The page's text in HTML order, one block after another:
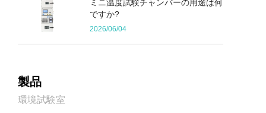
ミニ温度試験チャンバーの用途は何
ですか?
2026/06/04
製品
環境試験室